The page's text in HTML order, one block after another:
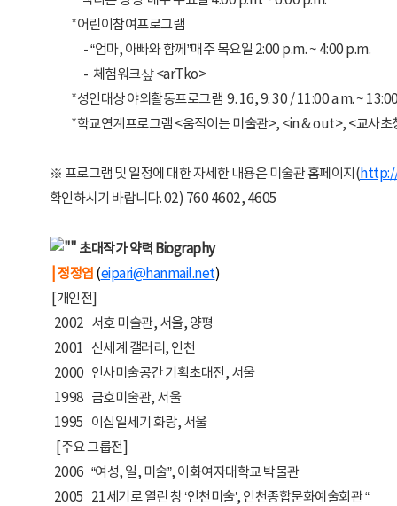
*어린이참여프로그램
- “엄마, 아빠와 함께”매주 목요일 2:00 p.m. ~ 4:00 p.m.
- 체험워크샾 <arTko>
*성인대상 야외활동프로그램 9. 16, 9. 30 / 11:00 a.m. ~
*학교연계프로그램 <움직이는 미술관>, <in & out>, <교사초
※ 프로그램 및 일정에 대한 자세한 내용은 미술관 홈페이지(
확인하시기 바랍니다. 02) 760 4602, 4605
초대작가 약력 Biography
| 정정엽 (eipari@hanmail.net)
[개인전]
2002 서호 미술관, 서울, 양평
2001
신세계 갤러리, 인천
2000 인사미술공간 기획초대전, 서울
1998 금호미술관, 서울
1995
이십일세기 화랑, 서울
[주요 그룹전]
2006 “여성, 일, 미술”, 이화여자대학교 박물관
2005
21세기로 열린 창 ‘인천미술’, 인천종합문화예술회관 “